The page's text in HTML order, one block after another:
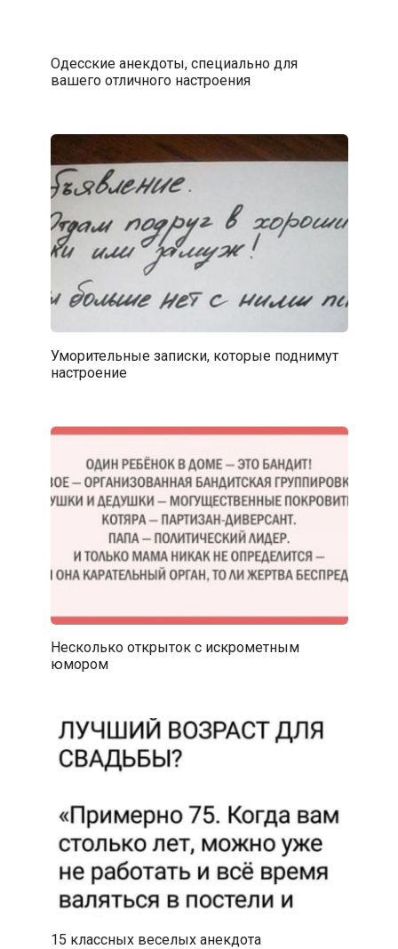
Одесские анекдоты, специально для
вашего отличного настроения
Уморительные записки, которые поднимут
настроение
Несколько открыток с искрометным
юмором
15 классных веселых анекдота